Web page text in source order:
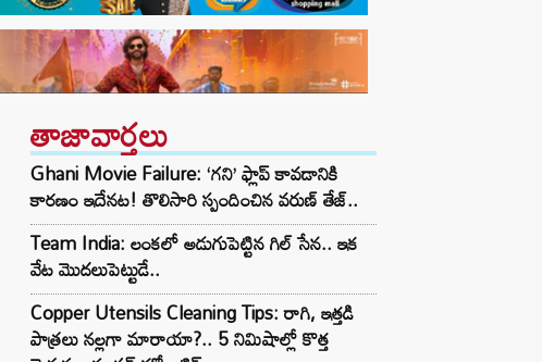
తాజావార్తలు
Ghani Movie Failure: ‘గని’ ఫ్లాప్‌ కావడానికి
కారణం ఇదేనట! తొలిసారి స్పందించిన వరుణ్ తేజ్..
Team India: లంకలో అడుగుపెట్టిన గిల్ సేన.. ఇక
వేట మొదలుపెట్టుడే..
Copper Utensils Cleaning Tips: రాగి, ఇత్తడి
పాత్రలు నల్లగా మారాయా?.. 5 నిమిషాల్లో కొత్త